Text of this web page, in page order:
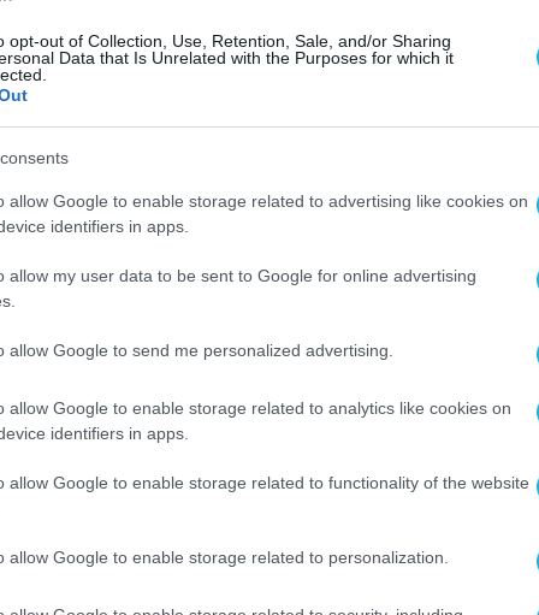
opt-out of Collection, Use, Retention, Sale, and/or Sharing
Data that Is Unrelated with the Purposes for which it
allow Google to enable storage related to advertising like cookies on
identifiers in apps.
allow my user data to be sent to Google for online advertising
allow Google to send me personalized advertising.
allow Google to enable storage related to analytics like cookies on
identifiers in apps.
allow Google to enable storage related to functionality of the website
allow Google to enable storage related to personalization.
την ταχεία συσσώρευση παρουσίας του
σημειώνοντας τις πρόσφατες
ασκήσεις», τη μεταφορά στρατηγικών
περιοχή, με άλλα λόγια τις προκλήσεις της
Συμμαχίας.
σύγκρουσης: ο τρόπος που
είπε ο αναλυτής.
φαινόμενο της«απόσπασης της προσοχής
είναι απασχολημένοι με τον COVID-19,
αποδίδεται στη συγκέντρωση
και τη μεταφορά προσωπικού στην
και άλλες χώρες που συνορεύουν με τη
το defencenet.ru.